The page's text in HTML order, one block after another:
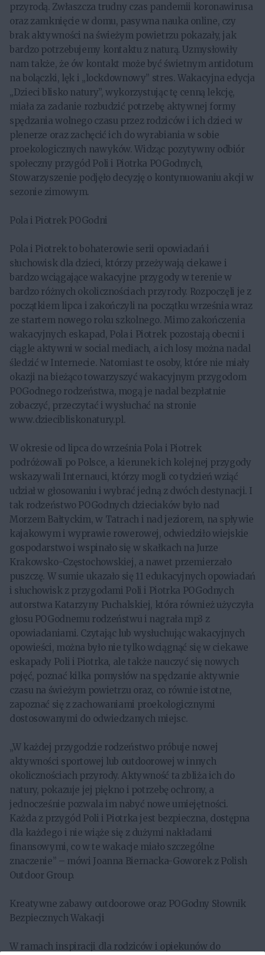
przyrodą. Zwłaszcza trudny czas pandemii koronawirusa
oraz zamknięcie w domu, pasywna nauka online, czy
brak aktywności na świeżym powietrzu pokazały, jak
bardzo potrzebujemy kontaktu z naturą. Uzmysłowiły
nam także, że ów kontakt może być świetnym antidotum
na bolączki, lęk i „lockdownowy” stres. Wakacyjna edycja
„Dzieci blisko natury”, wykorzystując tę cenną lekcję,
miała za zadanie rozbudzić potrzebę aktywnej formy
spędzania wolnego czasu przez rodziców i ich dzieci w
plenerze oraz zachęcić ich do wyrabiania w sobie
proekologicznych nawyków. Widząc pozytywny odbiór
społeczny przygód Poli i Piotrka POGodnych,
Stowarzyszenie podjęło decyzję o kontynuowaniu akcji w
sezonie zimowym.
Pola i Piotrek POGodni
Pola i Piotrek to bohaterowie serii opowiadań i
słuchowisk dla dzieci, którzy przeżywają ciekawe i
bardzo wciągające wakacyjne przygody w terenie w
bardzo różnych okolicznościach przyrody. Rozpoczęli je z
początkiem lipca i zakończyli na początku września wraz
ze startem nowego roku szkolnego. Mimo zakończenia
wakacyjnych eskapad, Pola i Piotrek pozostają obecni i
ciągle aktywni w social mediach, a ich losy można nadal
śledzić w Internecie. Natomiast te osoby, które nie miały
okazji na bieżąco towarzyszyć wakacyjnym przygodom
POGodnego rodzeństwa, mogą je nadal bezpłatnie
zobaczyć, przeczytać i wysłuchać na stronie
www.dziecibliskonatury.pl.
W okresie od lipca do września Pola i Piotrek
podróżowali po Polsce, a kierunek ich kolejnej przygody
wskazywali Internauci, którzy mogli co tydzień wziąć
udział w głosowaniu i wybrać jedną z dwóch destynacji. I
tak rodzeństwo POGodnych dzieciaków było nad
Morzem Bałtyckim, w Tatrach i nad jeziorem, na spływie
kajakowym i wyprawie rowerowej, odwiedziło wiejskie
gospodarstwo i wspinało się w skałkach na Jurze
Krakowsko-Częstochowskiej, a nawet przemierzało
puszczę. W sumie ukazało się 11 edukacyjnych opowiadań
i słuchowisk z przygodami Poli i Piotrka POGodnych
autorstwa Katarzyny Puchalskiej, która również użyczyła
głosu POGodnemu rodzeństwu i nagrała mp3 z
opowiadaniami. Czytając lub wysłuchując wakacyjnych
opowieści, można było nie tylko wciągnąć się w ciekawe
eskapady Poli i Piotrka, ale także nauczyć się nowych
pojęć, poznać kilka pomysłów na spędzanie aktywnie
czasu na świeżym powietrzu oraz, co równie istotne,
zapoznać się z zachowaniami proekologicznymi
dostosowanymi do odwiedzanych miejsc.
„W każdej przygodzie rodzeństwo próbuje nowej
aktywności sportowej lub outdoorowej w innych
okolicznościach przyrody. Aktywność ta zbliża ich do
natury, pokazuje jej piękno i potrzebę ochrony, a
jednocześnie pozwala im nabyć nowe umiejętności.
Każda z przygód Poli i Piotrka jest bezpieczna, dostępna
dla każdego i nie wiąże się z dużymi nakładami
finansowymi, co w te wakacje miało szczególne
znaczenie” – mówi Joanna Biernacka-Goworek z Polish
Outdoor Group.
Kreatywne zabawy outdoorowe oraz POGodny Słownik
Bezpiecznych Wakacji
W ramach inspiracji dla rodziców i opiekunów do